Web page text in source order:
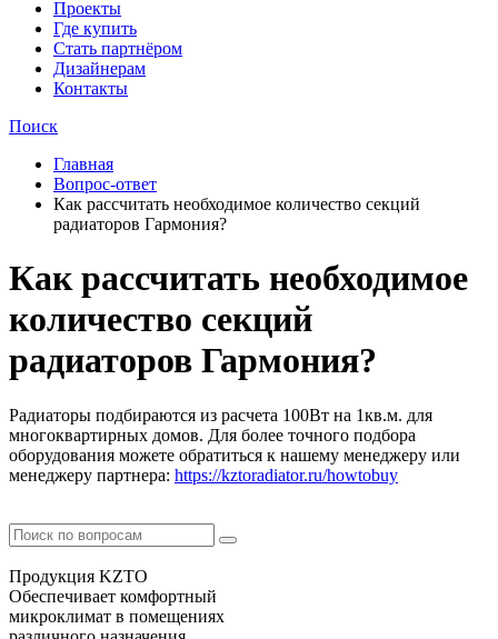
Проекты
Где купить
Стать партнёром
Дизайнерам
Контакты
Поиск
Главная
Вопрос-ответ
Как рассчитать необходимое количество секций
радиаторов Гармония?
Как рассчитать необходимое
количество секций
радиаторов Гармония?
Радиаторы подбираются из расчета 100Вт на 1кв.м. для
многоквартирных домов. Для более точного подбора
оборудования можете обратиться к нашему менеджеру или
менеджеру партнера: https://kztoradiator.ru/howtobuy
Продукция KZTO
Обеспечивает комфортный
микроклимат в помещениях